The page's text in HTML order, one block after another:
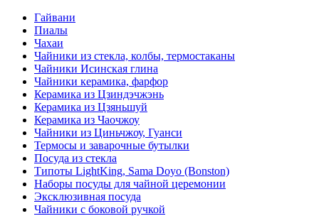
Гайвани
Пиалы
Чахаи
Чайники из стекла, колбы, термостаканы
Чайники Исинская глина
Чайники керамика, фарфор
Керамика из Цзиндэчжэнь
Керамика из Цзяньшуй
Керамика из Чаочжоу
Чайники из Циньчжоу, Гуанси
Термосы и заварочные бутылки
Посуда из стекла
Типоты LightKing, Sama Doyo (Bonston)
Наборы посуды для чайной церемонии
Эксклюзивная посуда
Чайники с боковой ручкой